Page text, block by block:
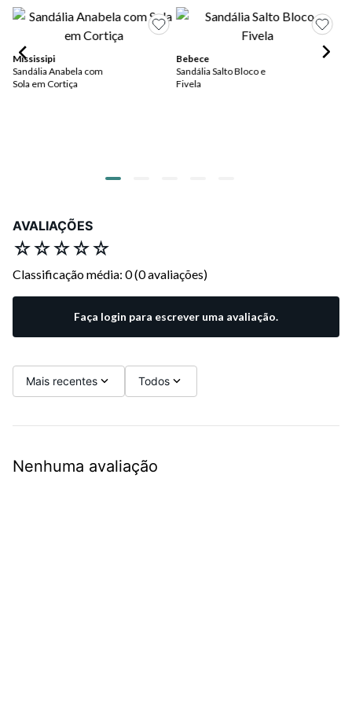
Mississipi
Sandália Anabela com
Sola em Cortiça
Bebece
Sandália Salto Bloco e
Fivela
AVALIAÇÕES
☆☆☆☆☆
Classificação média: 0(0 avaliações)
Faça login para escrever uma avaliação.
Mais recentes Todos
Nenhuma avaliação